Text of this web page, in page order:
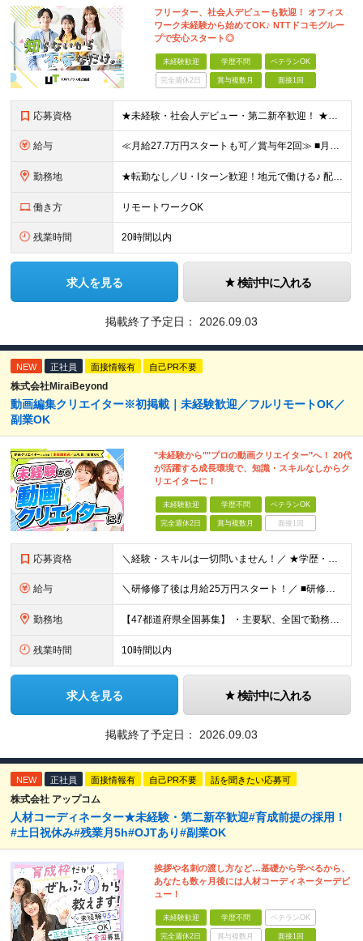
フリーター、社会人デビューも歓迎！ オフィス
ワーク未経験から始めてOK♪ NTTドコモグルー
プで安心スタート◎
未経験歓迎 学歴不問 ベテランOK
完全週休2日 賞与複数月 面接1回
応募資格 ★未経験・社会人デビュー・第二新卒歓迎！ ★フリーターやブランクのある方も大歓迎！ ★20～40代幅広く活躍中 ■学歴不問 ＼こんな方にピッタリ／ --------------------- □ 正
給与 ≪月給27.7万円スタートも可／賞与年2回≫ ■月給21万円～27.7万円＋各種手当＋賞与年2回 ※給与は勤務地に応じて変更します ※年齢や経験・スキルなどを考慮して決定します ※時間外手当は全額支給
勤務地 ★転勤なし／U・Iターン歓迎！地元で働ける♪ 配属先：東京・神奈川・千葉・長野・石川・大阪・福岡・札幌・愛知・広島にある『NTTドコモ』グループ 《勤務地一覧》 ■東京 ・東京都新宿区新宿4-1-6
働き方 リモートワークOK
残業時間 20時間以内
求人を見る 検討中に入れる
掲載終了予定日： 2026.09.03
NEW 正社員 面接情報有 自己PR不要
株式会社MiraiBeyond
動画編集クリエイター※初掲載｜未経験歓迎／フルリモートOK／
副業OK
"未経験から""プロの動画クリエイター"へ！ 20代
が活躍する成長環境で、知識・スキルなしからク
リエイターに！
未経験歓迎 学歴不問 ベテランOK
完全週休2日 賞与複数月 面接1回
応募資格 ＼経験・スキルは一切問いません！／ ★学歴・職歴不問 ★未経験・第二新卒歓迎！ ★正社員デビューも応援します！ 【こんな方にピッタリ！】 ✓ 動画やYouTube、TikTokを見るのが好きな方 ✓
給与 ＼研修修了後は月給25万円スタート！／ ■研修修了後 月給25万円＋賞与＋インセンティブ賞与 ※残業代は別途支給 ▽研修期間▽ 【未経験者】 ▶ 月給20万円～ 【固定残業代について】
勤務地 【47都道府県全国募集】 ・主要駅、全国で勤務可能！ ・どこに住んでいても応募可能！ 【東京本社】 東京都品川区東品川5-9-2 在宅でコツコツ働きながら、長く安定して続けられます♪ 本社：〒1
残業時間 10時間以内
求人を見る 検討中に入れる
掲載終了予定日： 2026.09.03
NEW 正社員 面接情報有 自己PR不要 話を聞きたい応募可
株式会社 アップコム
人材コーディネーター★未経験・第二新卒歓迎#育成前提の採用！
#土日祝休み#残業月5h#OJTあり#副業OK
挨拶や名刺の渡し方など…基礎から学べるから、
あなたも数ヶ月後には人材コーディネーターデビ
ュー！
未経験歓迎 学歴不問 ベテランOK
完全週休2日 賞与複数月 面接1回